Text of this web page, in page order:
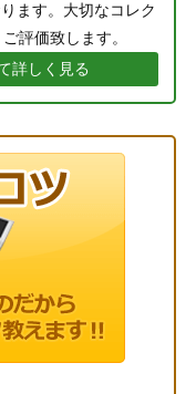
ます。大切なコレク
評価致します。
詳しく見る